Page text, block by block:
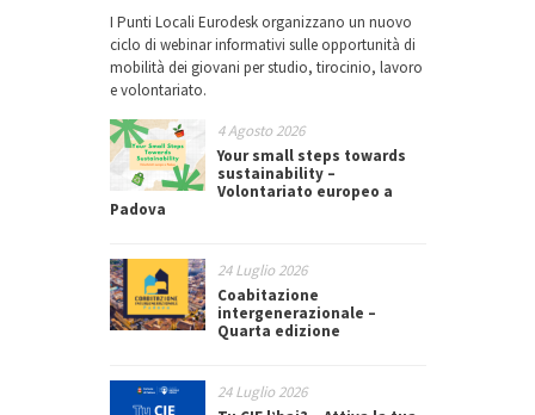
I Punti Locali Eurodesk organizzano un nuovo
ciclo di webinar informativi sulle opportunità di
mobilità dei giovani per studio, tirocinio, lavoro
e volontariato.
4 Agosto 2026
Your small steps towards
sustainability –
Volontariato europeo a
Padova
24 Luglio 2026
Coabitazione
intergenerazionale –
Quarta edizione
24 Luglio 2026